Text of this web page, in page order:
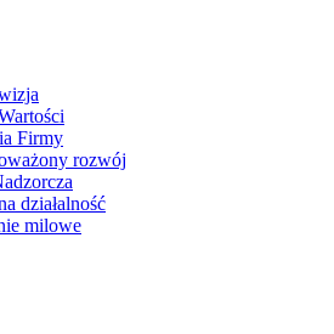
Firmy
rozwój
działalność
milowe